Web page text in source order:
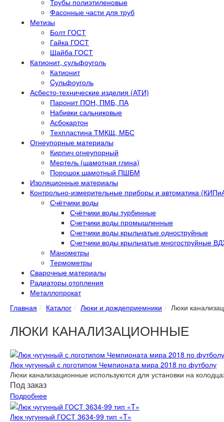
Трубы полиэтиленовые
Фасонные части для труб
Метизы
Болт ГОСТ
Гайка ГОСТ
Шайба ГОСТ
Катионит, сульфоуголь
Катионит
Cульфоуголь
Асбесто-технические изделия (АТИ)
Паронит ПОН, ПМБ, ПА
Набивки сальниковые
Асбокартон
Техпластина ТМКЩ, МБС
Огнеупорные материалы
Кирпич огнеупорный
Мертель (шамотная глина)
Порошок шамотный ПШБМ
Изоляционные материалы
Контрольно-измерительные приборы и автоматика
Счётчики воды
Счётчики воды турбинные
Счетчики воды промышленные
Счетчики воды крыльчатые одноструйные
Счетчики воды крыльчатые многоструйные
Манометры
Термометры
Сварочные материалы
Радиаторы отопления
Металлопрокат
Главная
Каталог Люки и дождеприемники Люки
ЛЮКИ КАНАЛИЗАЦИОННЫЕ
Люк чугунный с логотипом Чемпионата мира 2018 по футболу
Люки канализационные используются для установки на
Под заказ
Подробнее
Люк чугунный ГОСТ 3634-99 тип «T»